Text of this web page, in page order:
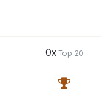
0xTop 20